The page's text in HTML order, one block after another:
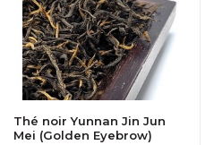
Thé noir Yunnan Jin Jun
Mei (Golden Eyebrow)